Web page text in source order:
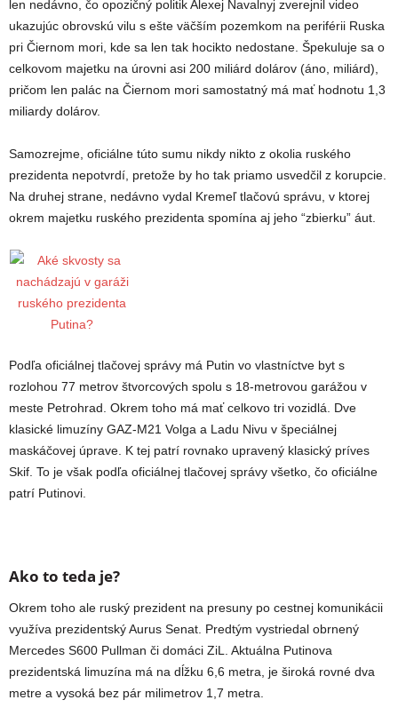
len nedávno, čo opozičný politik Alexej Navalnyj zverejnil video
ukazujúc obrovskú vilu s ešte väčším pozemkom na periférii Ruska
pri Čiernom mori, kde sa len tak hocikto nedostane. Špekuluje sa o
celkovom majetku na úrovni asi 200 miliárd dolárov (áno, miliárd),
pričom len palác na Čiernom mori samostatný má mať hodnotu 1,3
miliardy dolárov.
Samozrejme, oficiálne túto sumu nikdy nikto z okolia ruského
prezidenta nepotvrdí, pretože by ho tak priamo usvedčil z korupcie.
Na druhej strane, nedávno vydal Kremeľ tlačovú správu, v ktorej
okrem majetku ruského prezidenta spomína aj jeho “zbierku” áut.
Podľa oficiálnej tlačovej správy má Putin vo vlastníctve byt s
rozlohou 77 metrov štvorcových spolu s 18-metrovou garážou v
meste Petrohrad. Okrem toho má mať celkovo tri vozidlá. Dve
klasické limuzíny GAZ-M21 Volga a Ladu Nivu v špeciálnej
maskáčovej úprave. K tej patrí rovnako upravený klasický príves
Skif. To je však podľa oficiálnej tlačovej správy všetko, čo oficiálne
patrí Putinovi.
Ako to teda je?
Okrem toho ale ruský prezident na presuny po cestnej komunikácii
využíva prezidentský Aurus Senat. Predtým vystriedal obrnený
Mercedes S600 Pullman či domáci ZiL. Aktuálna Putinova
prezidentská limuzína má na dĺžku 6,6 metra, je široká rovné dva
metre a vysoká bez pár milimetrov 1,7 metra.